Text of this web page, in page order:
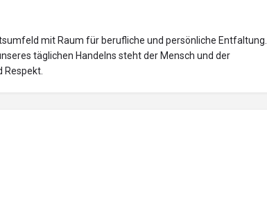
mit Raum für berufliche und persönliche Entfaltung.
täglichen Handelns steht der Mensch und der
Respekt.